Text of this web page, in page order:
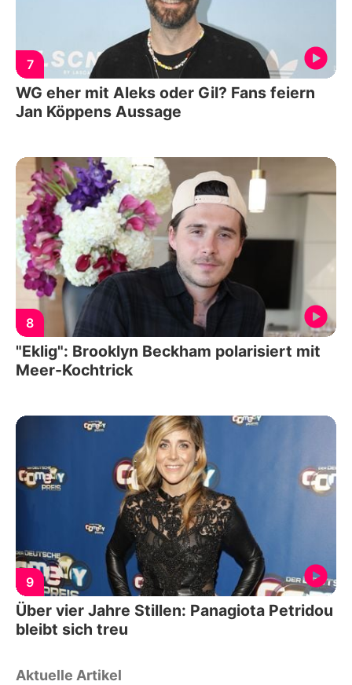
7
WG eher mit Aleks oder Gil? Fans feiern
Jan Köppens Aussage
8
"Eklig": Brooklyn Beckham polarisiert mit
Meer-Kochtrick
9
Über vier Jahre Stillen: Panagiota Petridou
bleibt sich treu
Aktuelle Artikel